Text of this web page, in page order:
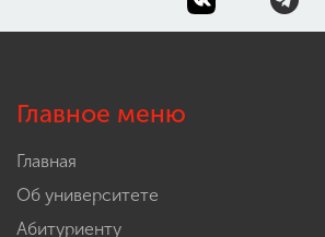
Главное меню
Главная
Об университете
Абитуриенту